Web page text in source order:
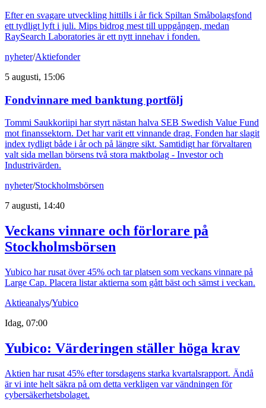
Efter en svagare utveckling hittills i år fick Spiltan Småbolagsfond
ett tydligt lyft i juli. Mips bidrog mest till uppgången, medan
RaySearch Laboratories är ett nytt innehav i fonden.
nyheter/Aktiefonder
5 augusti, 15:06
Fondvinnare med banktung portfölj
Tommi Saukkoriipi har styrt nästan halva SEB Swedish Value Fund
mot finanssektorn. Det har varit ett vinnande drag. Fonden har slagit
index tydligt både i år och på längre sikt. Samtidigt har förvaltaren
valt sida mellan börsens två stora maktbolag - Investor och
Industrivärden.
nyheter/Stockholmsbörsen
7 augusti, 14:40
Veckans vinnare och förlorare på
Stockholmsbörsen
Yubico har rusat över 45% och tar platsen som veckans vinnare på
Large Cap. Placera listar aktierna som gått bäst och sämst i veckan.
Aktieanalys/Yubico
Idag, 07:00
Yubico: Värderingen ställer höga krav
Aktien har rusat 45% efter torsdagens starka kvartalsrapport. Ändå
är vi inte helt säkra på om detta verkligen var vändningen för
cybersäkerhetsbolaget.